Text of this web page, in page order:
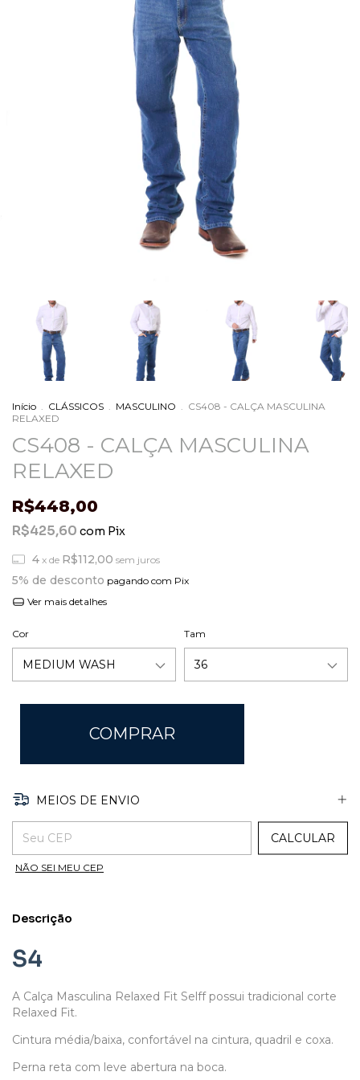
Início . CLÁSSICOS . MASCULINO . CS408 - CALÇA MASCULINA
RELAXED
CS408 - CALÇA MASCULINA
RELAXED
R$448,00
R$425,60 com Pix
4 x de R$112,00 sem juros
5% de desconto pagando com Pix
Ver mais detalhes
Cor Tam
MEIOS DE ENVIO
ENTREGAS PARA O CEP:
CALCULAR
NÃO SEI MEU CEP
Descrição
S4
A Calça Masculina Relaxed Fit Selff possui tradicional corte
Relaxed Fit.
Cintura média/baixa, confortável na cintura, quadril e coxa.
Perna reta com leve abertura na boca.